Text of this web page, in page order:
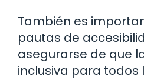
También es
pautas de
asegurarse de que
inclusiva para todos